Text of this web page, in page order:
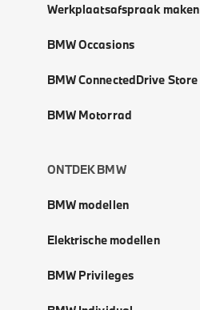
Werkplaatsafspraak maken
BMW Occasions
BMW ConnectedDrive Store
BMW Motorrad
ONTDEK BMW
BMW modellen
Elektrische modellen
BMW Privileges